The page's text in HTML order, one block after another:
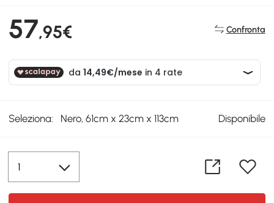
57,95€ Confronta
Seleziona: Nero, 61cm x 23cm x 113cm Disponibile